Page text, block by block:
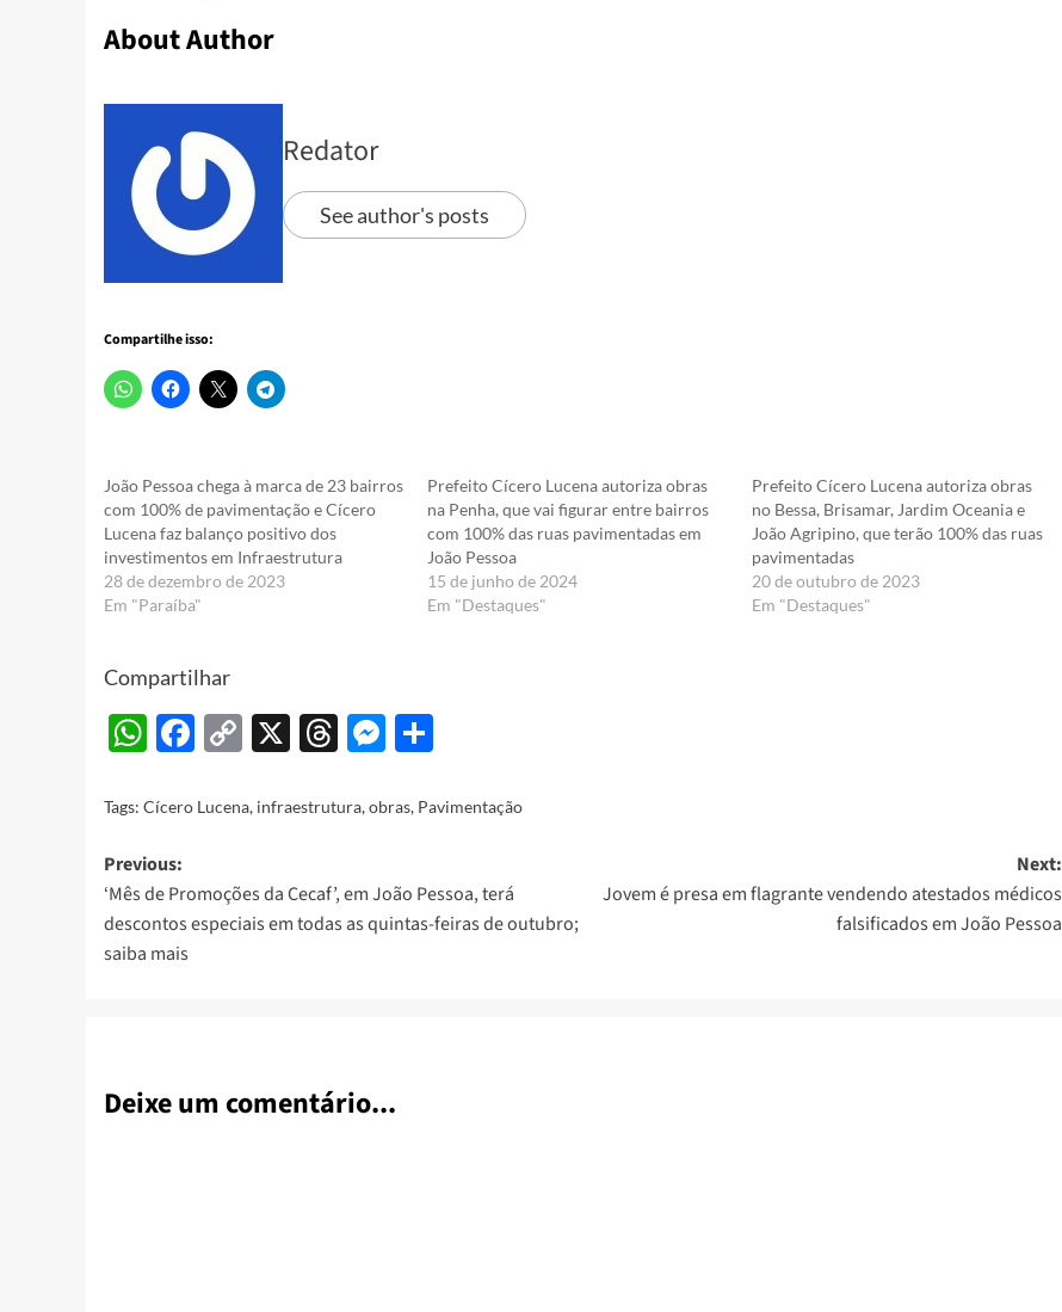
About Author
Redator
See author's posts
Compartilhe isso:
João Pessoa chega à marca de 23 bairros
com 100% de pavimentação e Cícero
Lucena faz balanço positivo dos
investimentos em Infraestrutura
28 de dezembro de 2023
Em "Paraíba"
Prefeito Cícero Lucena autoriza obras
na Penha, que vai figurar entre bairros
com 100% das ruas pavimentadas em
João Pessoa
15 de junho de 2024
Em "Destaques"
Prefeito Cícero Lucena autoriza obras
no Bessa, Brisamar, Jardim Oceania e
João Agripino, que terão 100% das ruas
pavimentadas
20 de outubro de 2023
Em "Destaques"
Compartilhar
WhatsApp
Facebook
Copy
X Threads
Messenger
Tags: Cícero Lucena, infraestrutura,obras, Pavimentação
Post
navigation
Previous:
‘Mês de Promoções da Cecaf’, em João Pessoa, terá
descontos especiais em todas as quintas-feiras de outubro;
saiba mais
Next:
Jovem é presa em flagrante vendendo atestados médicos
falsificados em João Pessoa
Deixe um comentário...